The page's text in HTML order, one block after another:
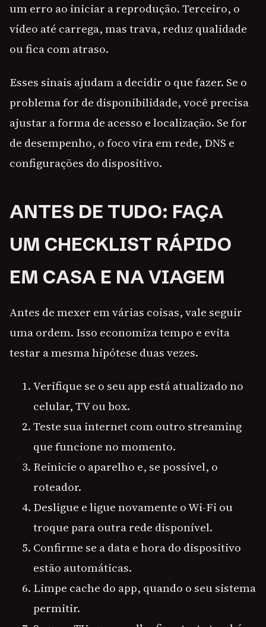
um erro ao iniciar a reprodução. Terceiro, o
vídeo até carrega, mas trava, reduz qualidade
ou fica com atraso.
Esses sinais ajudam a decidir o que fazer. Se o
problema for de disponibilidade, você precisa
ajustar a forma de acesso e localização. Se for
de desempenho, o foco vira em rede, DNS e
configurações do dispositivo.
ANTES DE TUDO: FAÇA
UM CHECKLIST RÁPIDO
EM CASA E NA VIAGEM
Antes de mexer em várias coisas, vale seguir
uma ordem. Isso economiza tempo e evita
testar a mesma hipótese duas vezes.
Verifique se o seu app está atualizado no
celular, TV ou box.
Teste sua internet com outro streaming
que funcione no momento.
Reinicie o aparelho e, se possível, o
roteador.
Desligue e ligue novamente o Wi-Fi ou
troque para outra rede disponível.
Confirme se a data e hora do dispositivo
estão automáticas.
Limpe cache do app, quando o seu sistema
permitir.